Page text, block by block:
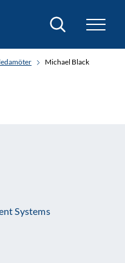
Sök
Michael Black
Systems